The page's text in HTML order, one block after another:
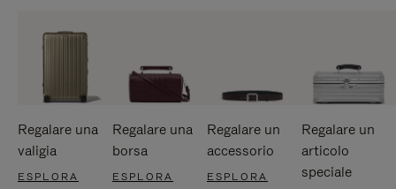
Regalare una
valigia
ESPLORA
Regalare una
borsa
ESPLORA
Regalare un
accessorio
ESPLORA
Regalare un
articolo
speciale